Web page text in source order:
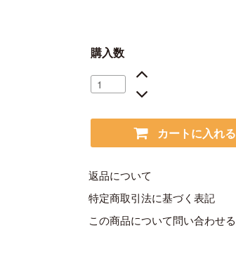
購入数
カートに入れる
返品について
特定商取引法に基づく表記
この商品について問い合わせる